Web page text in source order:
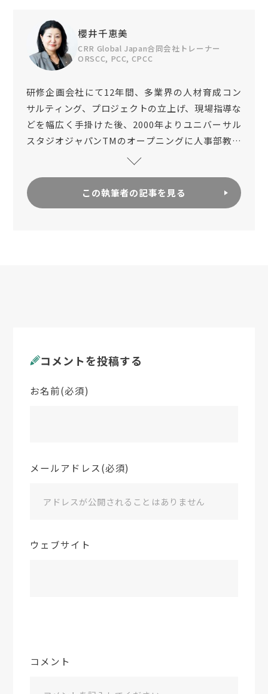
櫻井千恵美
CRR Global Japan合同会社トレーナー
ORSCC, PCC, CPCC
研修企画会社にて12年間、多業界の人材育成コン
サルティング、プロジェクトの立上げ、現場指導な
どを幅広く手掛けた後、2000年よりユニバーサル
スタジオジャパンTMのオープニングに人事部教育
研修担当者として参画。 2003年人材育成コンサル
ンズセンス
を設立する。2009年よりCTIジャパンの
プロコーチ育成プログラムを担当。 2011年ORSCC
この執筆者の記事を見る
コメントを投稿する
コメント
お名前(必須)
メールアドレス(必須)
ウェブサイト